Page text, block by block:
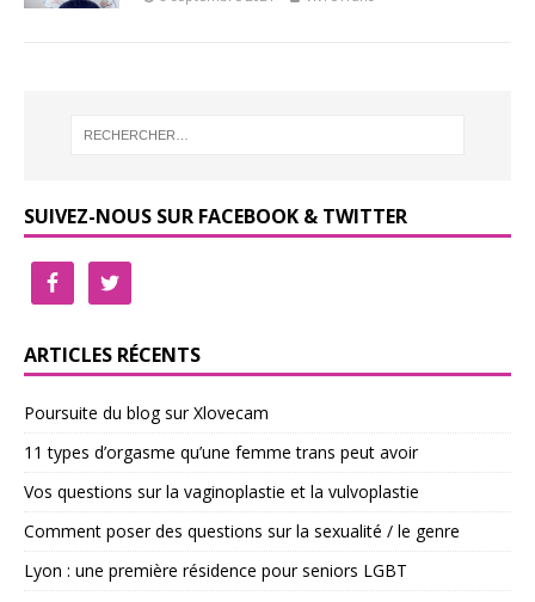
SUIVEZ-NOUS SUR FACEBOOK & TWITTER
ARTICLES RÉCENTS
Poursuite du blog sur Xlovecam
11 types d’orgasme qu’une femme trans peut avoir
Vos questions sur la vaginoplastie et la vulvoplastie
Comment poser des questions sur la sexualité / le genre
Lyon : une première résidence pour seniors LGBT